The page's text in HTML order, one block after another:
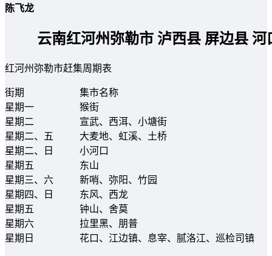
陈飞龙
云南红河州弥勒市 泸西县 屏边县
红河州弥勒市赶集周期表
街期
集市名称
星期一
猴街
星期二
宣武、西洱、小塘街
星期二、五
大麦地、虹溪、土桥
星期二、日
小河口
星期五
东山
星期三、六
新哨、弥阳、竹园
星期四、日
东风、西龙
星期五
钟山、舍莫
星期六
拉里黑、朋普
星期日
花口、江边镇、息宰、腻洛江、巡检司镇